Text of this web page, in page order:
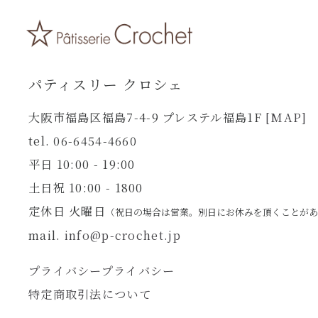
パティスリー クロシェ
大阪市福島区福島7-4-9 プレステル福島1F [MAP]
tel. 06-6454-4660
平日 10:00 - 19:00
土日祝 10:00 - 1800
定休日 火曜日 （祝日の場合は営業。別日にお休みを頂くことが
mail. info@p-crochet.jp
プライバシープライバシー
特定商取引法について